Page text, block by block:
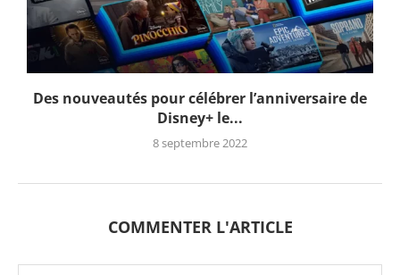
Des nouveautés pour célébrer l’anniversaire de
Disney+ le...
8 septembre 2022
COMMENTER L'ARTICLE